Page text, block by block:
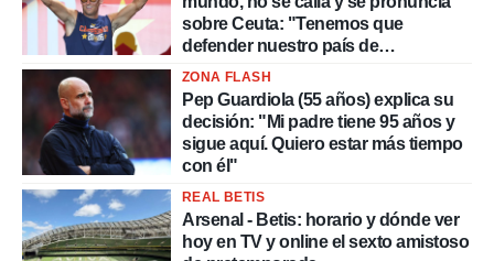
sobre Ceuta: "Tenemos que
defender nuestro país de
delincuentes"
ZONA FLASH
Pep Guardiola (55 años) explica su
decisión: "Mi padre tiene 95 años y
sigue aquí. Quiero estar más tiempo
con él"
REAL BETIS
Arsenal - Betis: horario y dónde ver
hoy en TV y online el sexto amistoso